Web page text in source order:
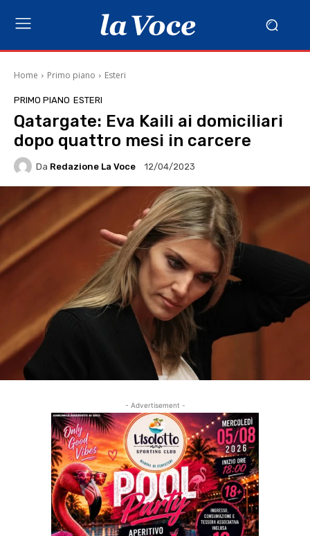
Home Primo piano Esteri
PRIMO PIANO ESTERI
Qatargate: Eva Kaili ai domiciliari
dopo quattro mesi in carcere
Da Redazione La Voce 12/04/2023
- Advertisement -